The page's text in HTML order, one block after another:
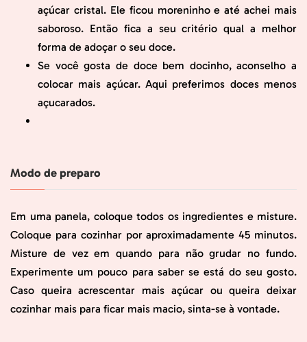
açúcar cristal. Ele ficou moreninho e até achei mais
saboroso. Então fica a seu critério qual a melhor
forma de adoçar o seu doce.
Se você gosta de doce bem docinho, aconselho a
colocar mais açúcar. Aqui preferimos doces menos
açucarados.
Modo de preparo
Em uma panela, coloque todos os ingredientes e misture.
Coloque para cozinhar por aproximadamente 45 minutos.
Misture de vez em quando para não grudar no fundo.
Experimente um pouco para saber se está do seu gosto.
Caso queira acrescentar mais açúcar ou queira deixar
cozinhar mais para ficar mais macio, sinta-se à vontade.